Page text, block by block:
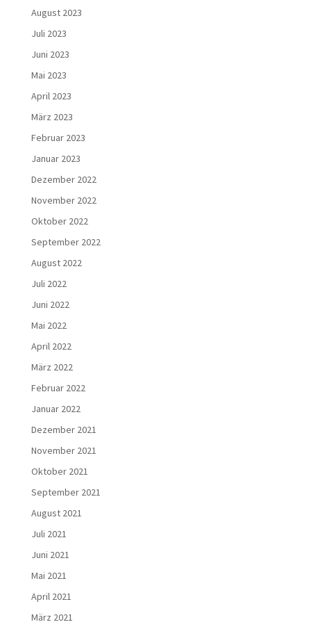
August 2023
Juli 2023
Juni 2023
Mai 2023
April 2023
März 2023
Februar 2023
Januar 2023
Dezember 2022
November 2022
Oktober 2022
September 2022
August 2022
Juli 2022
Juni 2022
Mai 2022
April 2022
März 2022
Februar 2022
Januar 2022
Dezember 2021
November 2021
Oktober 2021
September 2021
August 2021
Juli 2021
Juni 2021
Mai 2021
April 2021
März 2021